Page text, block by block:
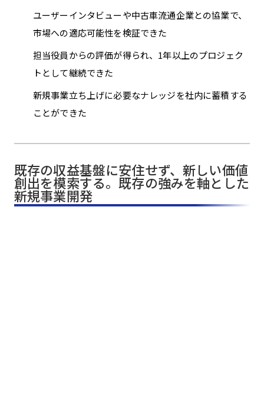
ユーザーインタビューや中古車流通企業との協業で、
市場への適応可能性を検証できた
担当役員からの評価が得られ、1年以上のプロジェク
トとして継続できた
新規事業立ち上げに必要なナレッジを社内に蓄積する
ことができた
既存の収益基盤に安住せず、新しい価値
創出を模索する。既存の強みを軸とした
新規事業開発